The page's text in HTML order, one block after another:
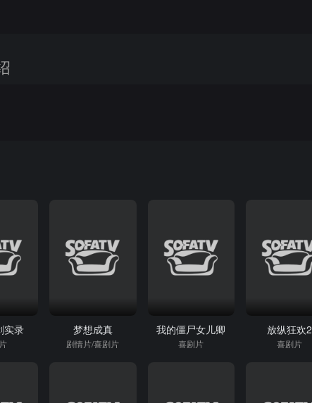
实录 梦想成真
剧情片/喜剧片
我的僵尸女儿卿
喜剧片
放纵狂欢2
喜剧片